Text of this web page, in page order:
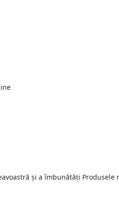
și a îmbunătăți Produsele